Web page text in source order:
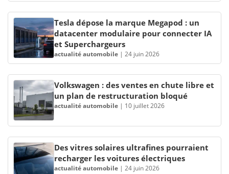
Tesla dépose la marque Megapod : un
datacenter modulaire pour connecter IA
et Superchargeurs
actualité automobile | 24 juin 2026
Volkswagen : des ventes en chute libre et
un plan de restructuration bloqué
actualité automobile | 10 juillet 2026
Des vitres solaires ultrafines pourraient
recharger les voitures électriques
actualité automobile | 24 juin 2026